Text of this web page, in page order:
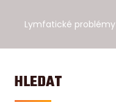
Lymfatické problémy
HLEDAT